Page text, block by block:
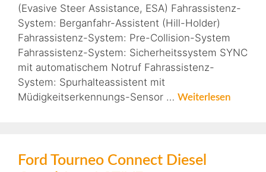
(Evasive Steer Assistance, ESA) Fahrassistenz-
System: Berganfahr-Assistent (Hill-Holder)
Fahrassistenz-System: Pre-Collision-System
Fahrassistenz-System: Sicherheitssystem SYNC
mit automatischem Notruf Fahrassistenz-
System: Spurhalteassistent mit
Müdigkeitserkennungs-Sensor … Weiterlesen
Ford Tourneo Connect Diesel